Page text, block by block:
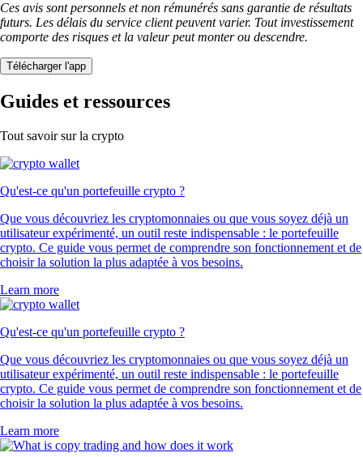
Ces avis sont personnels et non rémunérés sans garantie de résultats
futurs. Les délais du service client peuvent varier. Tout investissement
comporte des risques et la valeur peut monter ou descendre.
Télécharger l'app
Guides et ressources
Tout savoir sur la crypto
Qu'est-ce qu'un portefeuille crypto ?
Que vous découvriez les cryptomonnaies ou que vous soyez déjà un
utilisateur expérimenté, un outil reste indispensable : le portefeuille
crypto. Ce guide vous permet de comprendre son fonctionnement et de
choisir la solution la plus adaptée à vos besoins.
Learn more
Qu'est-ce qu'un portefeuille crypto ?
Que vous découvriez les cryptomonnaies ou que vous soyez déjà un
utilisateur expérimenté, un outil reste indispensable : le portefeuille
crypto. Ce guide vous permet de comprendre son fonctionnement et de
choisir la solution la plus adaptée à vos besoins.
Learn more